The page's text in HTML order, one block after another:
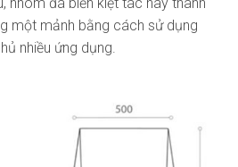
một mảnh bằng cách sử dụng
nhiều ứng dụng.